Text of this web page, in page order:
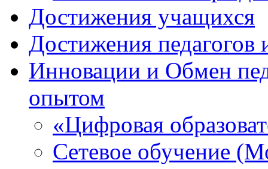
Достижения учащихся
Достижения
Инновации и Обмен
опытом
«Цифровая
Сетевое обучение